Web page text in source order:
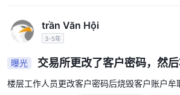
他们喜欢的交易设备并始终与市场保持联系。
交易平台对比见下表：
存款和取款
FXLINK为客户提供方便、直接的存款和取款
trần Văn Hội
3-5年
曝光 交易所更改了客户密码，然
楼层工作人员更改客户密码后烧毁客户账户牟